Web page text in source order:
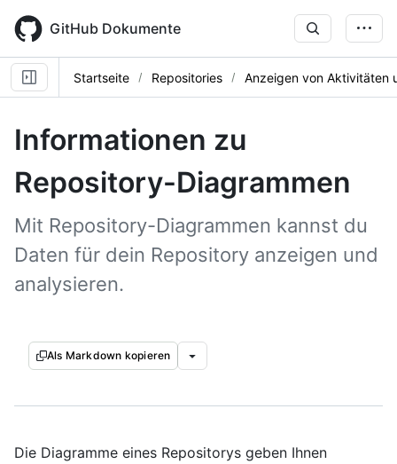
main
content
GitHub Dokumente
Startseite Repositories Anzeigen von Aktivitäten
Informationen zu
Repository-Diagrammen
Mit Repository-Diagrammen kannst du
Daten für dein Repository anzeigen und
analysieren.
Als Markdown kopieren
Die Diagramme eines Repositorys geben Ihnen